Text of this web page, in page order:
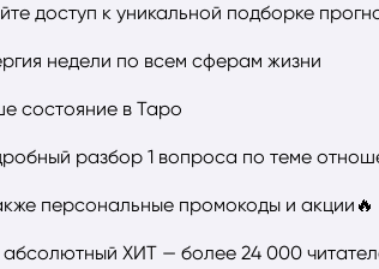
доступ к уникальной подборке
недели по всем сферам жизни
состояние в Таро
разбор 1 вопроса по теме
персональные промокоды и акции🔥
ХИТ — более 24 000